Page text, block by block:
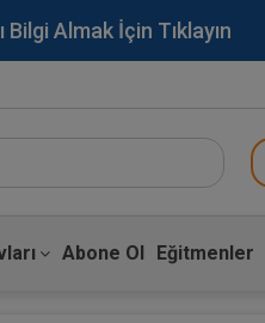
Almak İçin Tıklayın
Abone Ol Eğitmenler